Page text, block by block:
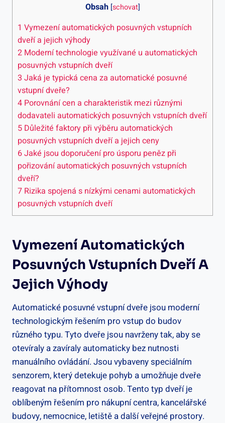
Obsah [schovat]
1 Vymezení automatických posuvných vstupních⁢
dveří a jejich ‌výhody
2 Moderní technologie využívané u automatických
posuvných vstupních​ dveří
3 Jaká je ‍typická ⁢cena za automatické posuvné
vstupní dveře?
4 Porovnání cen a charakteristik mezi různými⁤
dodavateli⁤ automatických posuvných vstupních dveří
5 Důležité faktory při výběru automatických
posuvných ⁣vstupních dveří a jejich ceny
6Jaké ⁢jsou doporučení pro úsporu⁣ peněz ‌při⁣
pořizování automatických ​posuvných vstupních
dveří?
7 Rizika spojená‍ s nízkými cenami​ automatických
⁤posuvných vstupních dveří
Vymezení Automatických
Posuvných Vstupních⁢ Dveří A
Jejich ‌výhody
Automatické ⁣posuvné‍ vstupní ⁢dveře jsou moderní
technologickým řešením pro⁤ vstup do budov
různého typu. Tyto dveře‍ jsou navrženy⁣ tak, aby‍ se
⁣otevíraly a zavíraly automaticky bez⁤ nutnosti‌
manuálního ovládání.⁣ Jsou vybaveny speciálním
senzorem, který detekuje pohyb a umožňuje dveře‍
reagovat na přítomnost osob. Tento typ dveří je
oblíbeným řešením pro nákupní centra, kancelářské
budovy, nemocnice, letiště a ‌další veřejné prostory.